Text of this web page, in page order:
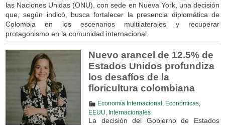
las Naciones Unidas (ONU), con sede en Nueva York, una decisión
que, según indicó, busca fortalecer la presencia diplomática de
Colombia en los escenarios multilaterales y recuperar
protagonismo en la comunidad internacional.
Nuevo arancel de 12.5% de
Estados Unidos profundiza
los desafíos de la
floricultura colombiana
Economía Internacional Económicas,
EEUU
Internacionales
La decisión del Gobierno de Estados